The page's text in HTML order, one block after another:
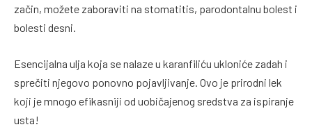
začin, možete zaboraviti na stomatitis, parodontalnu bolest i
bolesti desni.
Esencijalna ulja koja se nalaze u karanfiliću ukloniće zadah i
sprečiti njegovo ponovno pojavljivanje. Ovo je prirodni lek
koji je mnogo efikasniji od uobičajenog sredstva za ispiranje
usta!